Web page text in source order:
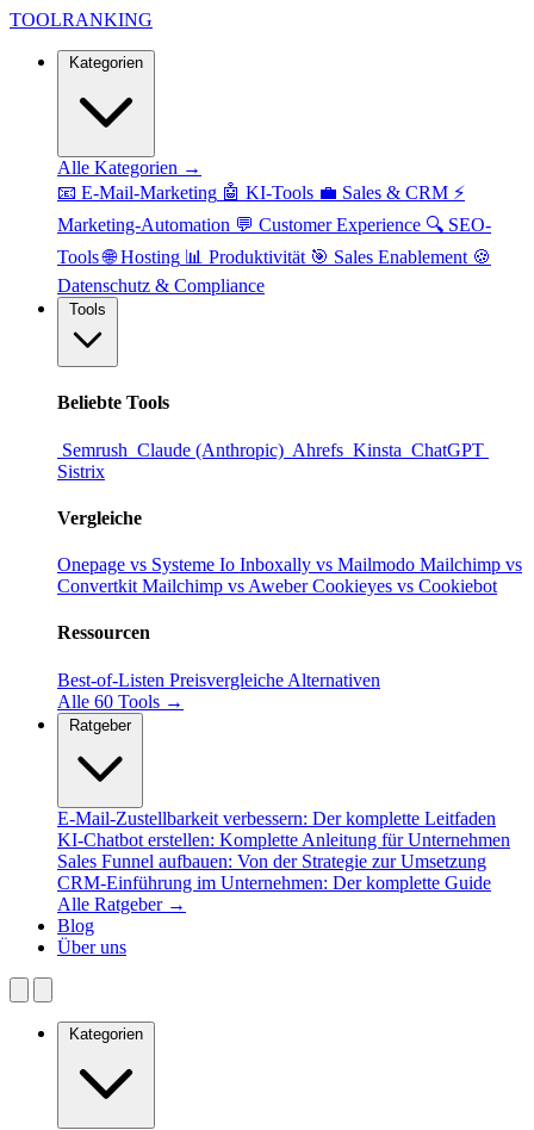
TOOLRANKING
Alle Kategorien →
📧 E-Mail-Marketing 🤖 KI-Tools 💼 Sales & CRM ⚡
Marketing-Automation 💬 Customer Experience 🔍 SEO-
Tools 🌐 Hosting 📊 Produktivität 🎯 Sales Enablement 🍪
Datenschutz & Compliance
Beliebte Tools
Semrush Claude (Anthropic) Ahrefs Kinsta ChatGPT
Sistrix
Vergleiche
Onepage vs Systeme Io Inboxally vs Mailmodo Mailchimp vs
Convertkit Mailchimp vs AweberCookieyes vs Cookiebot
Ressourcen
Best-of-Listen Preisvergleiche Alternativen
Alle 60 Tools →
Ratgeber
E-Mail-Zustellbarkeit verbessern: Der komplette Leitfaden
KI-Chatbot erstellen: Komplette Anleitung für Unternehmen
Sales Funnel aufbauen: Von der Strategie zur Umsetzung
CRM-Einführung im Unternehmen: Der komplette Guide
Alle Ratgeber →
Blog
Über uns